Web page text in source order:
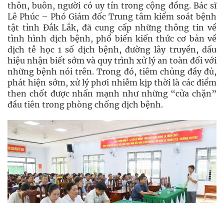
thôn, buôn, người có uy tín trong cộng đồng. Bác sĩ
Lê Phúc – Phó Giám đốc Trung tâm kiểm soát bệnh
tật tỉnh Đắk Lắk, đã cung cấp những thông tin về
tình hình dịch bệnh, phổ biến kiến thức cơ bản về
dịch tễ học 1 số dịch bệnh, đường lây truyền, dấu
hiệu nhận biết sớm và quy trình xử lý an toàn đối với
những bệnh nói trên. Trong đó, tiêm chủng đầy đủ,
phát hiện sớm, xử lý phơi nhiễm kịp thời là các điểm
then chốt được nhấn mạnh như những “cửa chặn”
đầu tiên trong phòng chống dịch bệnh.